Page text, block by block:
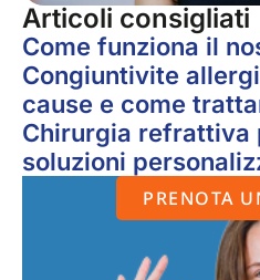
Articoli consigliati
Come funziona il
Congiuntivite
cause e come
Chirurgia refrattiva
soluzioni
PRENOTA